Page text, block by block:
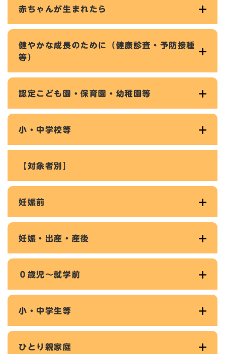
赤ちゃんが生まれたら
健やかな成長のために（健康診査・予防接種
等）
認定こども園・保育園・幼稚園等
小・中学校等
【対象者別】
妊娠前
妊娠・出産・産後
０歳児～就学前
小・中学生等
ひとり親家庭